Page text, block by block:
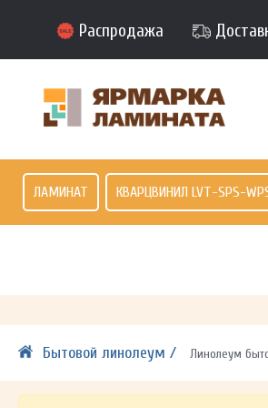
Распродажа
ЛАМИНАТ КВАРЦВИНИЛ LVT-SPS-
Бытовой линолеум / Линолеум